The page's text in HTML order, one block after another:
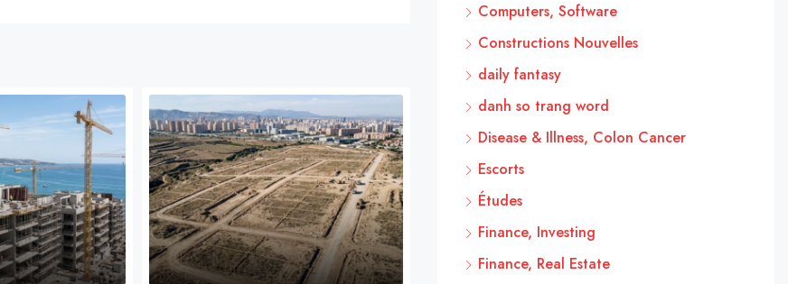
Computers, Software
Constructions Nouvelles
daily fantasy
danh so trang word
Disease & Illness, Colon Cancer
Escorts
Études
Finance, Investing
Finance, Real Estate